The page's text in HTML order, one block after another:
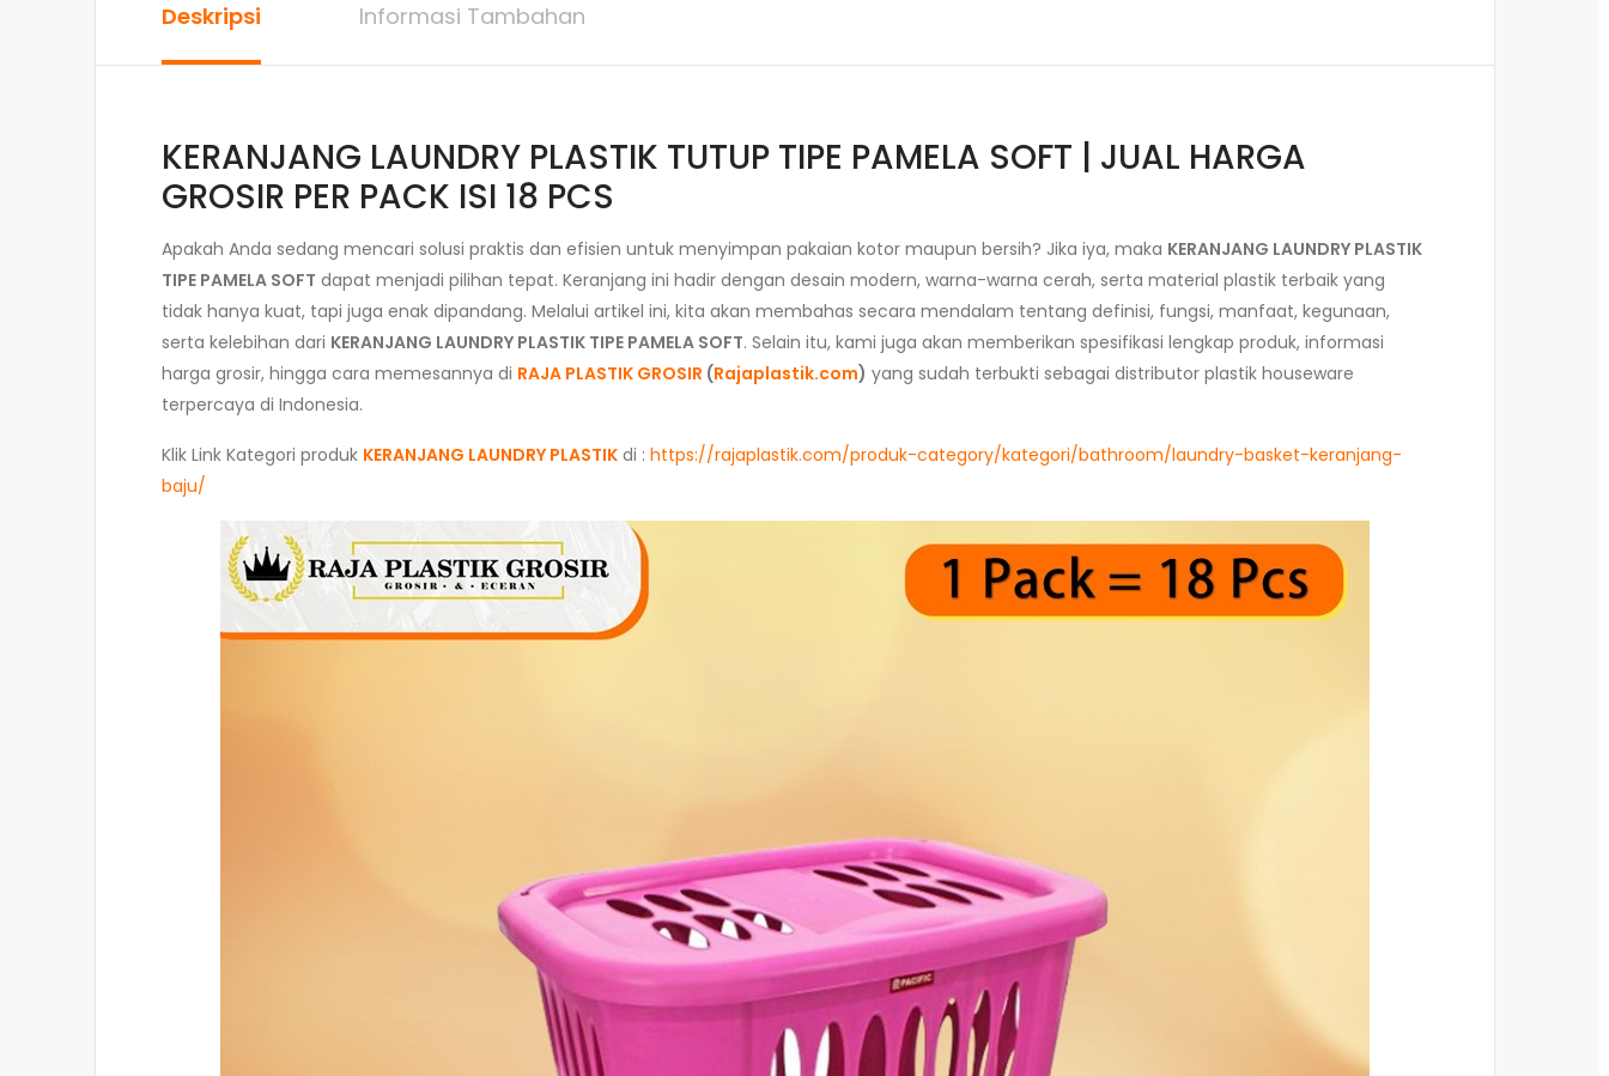
Deskripsi Informasi Tambahan
KERANJANG LAUNDRY PLASTIK TUTUP TIPE PAMELA SOFT | JUAL HARGA
GROSIR PER PACK ISI 18 PCS
Apakah Anda sedang mencari solusi praktis dan efisien untuk menyimpan pakaian kotor maupun bersih? Jika iya, maka KERANJANG LAUNDRY PLASTIK
TIPE PAMELA SOFT dapat menjadi pilihan tepat. Keranjang ini hadir dengan desain modern, warna-warna cerah, serta material plastik terbaik yang
tidak hanya kuat, tapi juga enak dipandang. Melalui artikel ini, kita akan membahas secara mendalam tentang definisi, fungsi, manfaat, kegunaan,
serta kelebihan dari KERANJANG LAUNDRY PLASTIK TIPE PAMELA SOFT. Selain itu, kami juga akan memberikan spesifikasi lengkap produk, informasi
harga grosir, hingga cara memesannya di RAJA PLASTIK GROSIR (Rajaplastik.com) yang sudah terbukti sebagai distributor plastik houseware
terpercaya di Indonesia.
Klik Link Kategori produk KERANJANG LAUNDRY PLASTIK di : https://rajaplastik.com/produk-category/kategori/bathroom/laundry-basket-keranjang-
baju/